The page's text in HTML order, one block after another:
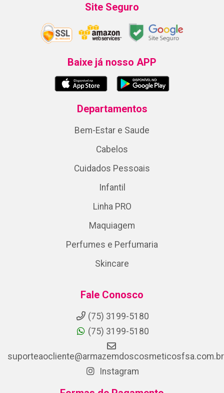
Site Seguro
Baixe já nosso APP
Departamentos
Bem-Estar e Saude
Cabelos
Cuidados Pessoais
Infantil
Linha PRO
Maquiagem
Perfumes e Perfumaria
Skincare
Fale Conosco
(75) 3199-5180
(75) 3199-5180
suporteaocliente@armazemdoscosmeticosfsa.com.br
Instagram